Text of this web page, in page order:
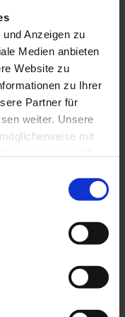
Anzeigen zu
Medien anbieten
Website zu
zu Ihrer
Partner für
weiter. Unsere
mit
nicht nur um
Bei
Strategie
Menschen und
möchte ich
Rolle des
wie leben
an